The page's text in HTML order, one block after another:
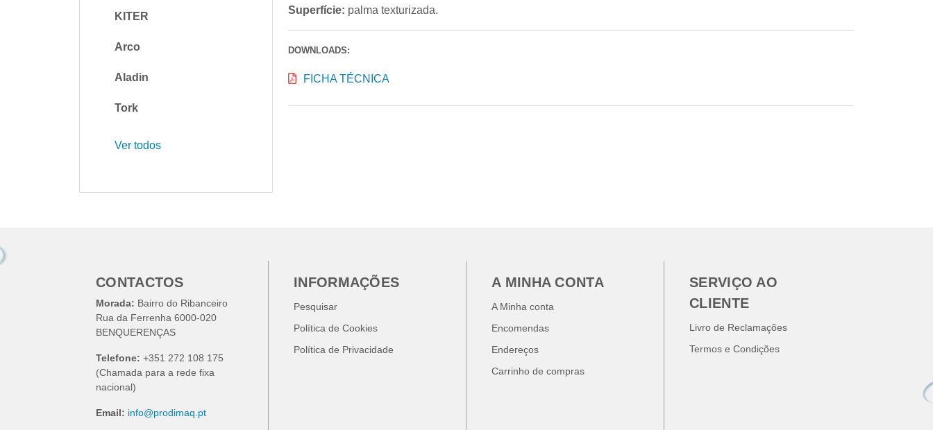
KITER
Arco
Aladin
Tork
Ver todos
Superfície: palma texturizada.
DOWNLOADS:
FICHA TÉCNICA
CONTACTOS
Morada: Bairro do Ribanceiro
Rua da Ferrenha 6000-020
BENQUERENÇAS
Telefone: +351 272 108 175
(Chamada para a rede fixa
nacional)
Email: info@prodimaq.pt
INFORMAÇÕES
Pesquisar
Política de Cookies
Política de Privacidade
A MINHA CONTA
A Minha conta
Encomendas
Endereços
Carrinho de compras
SERVIÇO AO
CLIENTE
Livro de Reclamações
Termos e Condições